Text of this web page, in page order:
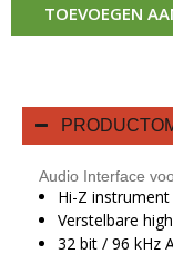
TOEVOEGEN
Audio Interface
Hi-Z
Verstelbare
32 bit / 96 kHz